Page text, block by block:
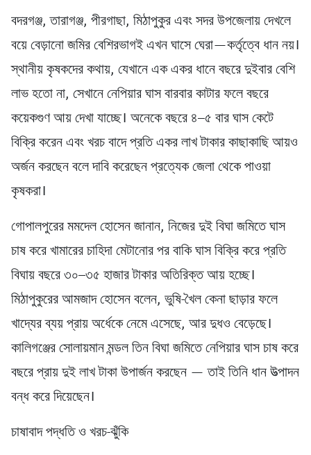
বদরগঞ্জ, তারাগঞ্জ, পীরগাছা, মিঠাপুকুর এবং সদর উপজেলায় দেখলে
বয়ে বেড়ানো জমির বেশিরভাগই এখন ঘাসে ঘেরা—কর্তৃত্বে ধান নয়।
স্থানীয় কৃষকদের কথায়, যেখানে এক একর ধানে বছরে দুইবার বেশি
লাভ হতো না, সেখানে নেপিয়ার ঘাস বারবার কাটার ফলে বছরে
কয়েকগুণ আয় দেখা যাচ্ছে। অনেকে বছরে ৪–৫ বার ঘাস কেটে
বিক্রি করেন এবং খরচ বাদে প্রতি একর লাখ টাকার কাছাকাছি আয়ও
অর্জন করছেন বলে দাবি করেছেন প্রত্যেক জেলা থেকে পাওয়া
কৃষকরা।
গোপালপুরের মমদেল হোসেন জানান, নিজের দুই বিঘা জমিতে ঘাস
চাষ করে খামারের চাহিদা মেটানোর পর বাকি ঘাস বিক্রি করে প্রতি
বিঘায় বছরে ৩০–৩৫ হাজার টাকার অতিরিক্ত আয় হচ্ছে।
মিঠাপুকুরের আমজাদ হোসেন বলেন, ভুষি-খৈল কেনা ছাড়ার ফলে
খাদ্যের ব্যয় প্রায় অর্ধেকে নেমে এসেছে, আর দুধও বেড়েছে।
কালিগঞ্জের সোলায়মান মন্ডল তিন বিঘা জমিতে নেপিয়ার ঘাস চাষ করে
বছরে প্রায় দুই লাখ টাকা উপার্জন করছেন — তাই তিনি ধান উত্পাদন
বন্ধ করে দিয়েছেন।
চাষাবাদ পদ্ধতি ও খরচ-ঝুঁকি